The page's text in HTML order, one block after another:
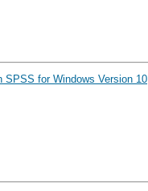
for Windows Version 10